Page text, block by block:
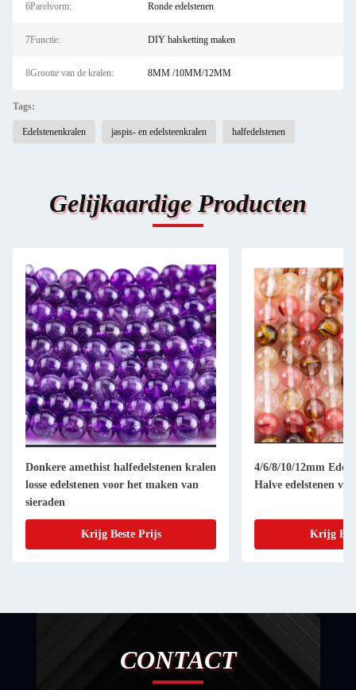
6Parelvorm: Ronde edelstenen
7Functie: DIY halsketting maken
8Grootte van de kralen: 8MM /10MM/12MM
Tags:
Edelstenenkralen jaspis- en edelsteenkralen halfedelstenen
Gelijkaardige Producten
Donkere amethist halfedelstenen kralen
losse edelstenen voor het maken van
sieraden
Krijg Beste Prijs
4/6/8/10/12mm
Halve edelstenen
Krijg
CONTACT